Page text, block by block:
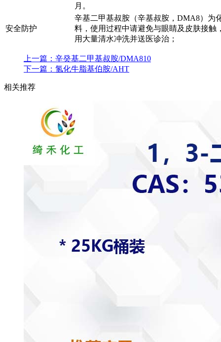
月。
安全防护
辛基二甲基叔胺（辛基叔胺，DMA8）为
料，使用过程中请避免与眼睛及皮肤接触
用大量清水冲洗并送医诊治；
上一篇： 辛癸基二甲基叔胺/DMA810
下一篇： 氢化牛脂基伯胺/AHT
相关推荐